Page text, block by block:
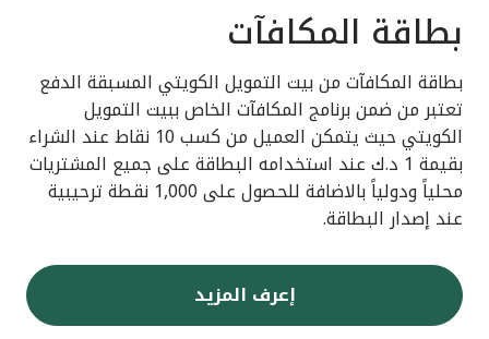
بطاقة المكافآت
بطاقة المكافآت من بيت التمويل الكويتي المسبقة الدفع
تعتبر من ضمن برنامج المكافآت الخاص ببيت التمويل
الكويتي حيث يتمكن العميل من كسب 10 نقاط عند الشراء
بقيمة 1 د.ك عند استخدامه البطاقة على جميع المشتريات
محلياً ودولياً بالاضافة للحصول على 1,000 نقطة ترحيبية
عند إصدار البطاقة.
إعرف المزيد